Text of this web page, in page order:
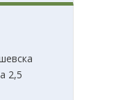
2,5